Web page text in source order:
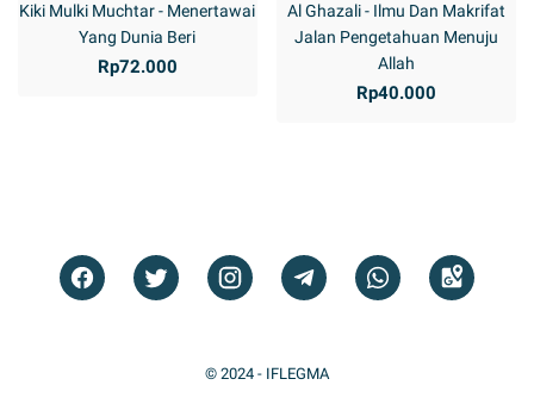
Kiki Mulki Muchtar - Menertawai
Yang Dunia Beri
Rp72.000
Al Ghazali - Ilmu Dan Makrifat
Jalan Pengetahuan Menuju
Allah
Rp40.000
© 2024 - IFLEGMA